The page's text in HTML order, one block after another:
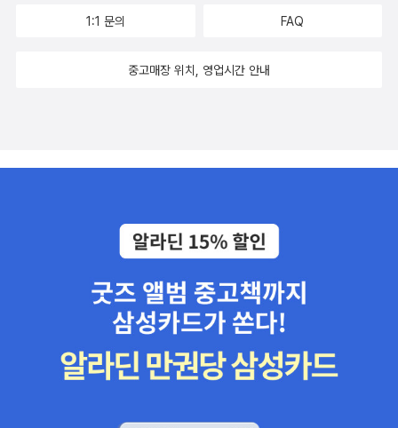
기본적인 요소이다. 1)을 통해서는 고독사 예방을, 2)를 통해서는 사
야 할 것, 공무원 확충이다. 2020년 기준 우리나라 일반정부 일자리
체가 물리적으로 많다. 만약 지금의 상황에서 책의 저자가 제안한 것
들이 실행한다면 농담이 아니라 업무 담당자는 실제로 순직할 수밖에
없다. 공무원 비중을 늘려서 전반적인 행정 및 복지 업무를 현실적, 실
제적으로 커버할 수 있도록 하는 게 우선되어야지 지금의 상황에서
정책만 확장한다면 현실적으로 시행이 어려울 수 있다.
조에게 말하다 1 (천위안 지음)* 메타버스의 시대(이시한 지음)* 권
의 과학(빌 앤드루스 지음) 며칠 전에 나카노 쿄코의 <명화로 읽는 부
과 같은 책들을 추천해 주었다. * <세븐 테크>(김미경 외 지음)* 돈
희, 홍기대)* 챗GPT(정보인)아직 책을 펼치지도 않았지만, 눈에 띄
는 책인지라 제목만 보고서 책장에 담은 때문인지 몰라도 <고독사는
사회적 타살입니다>와 비슷한 책으로 다음과 같은 책들을 추천해 주
었다. * 돈 탭스콧의 블록체인혁명(돈 탭스콧, 알렉스 탭스콧)* 수소
전기차 시대가 온다(권순우)* 한 권으로 정리하는 4차 산업혁명(최
진기)* 4차 산업혁명 시대, 전문직의 미래(리처드 서스킨드)* 미래
1:1 문의 FAQ
중고매장 위치, 영업시간 안내